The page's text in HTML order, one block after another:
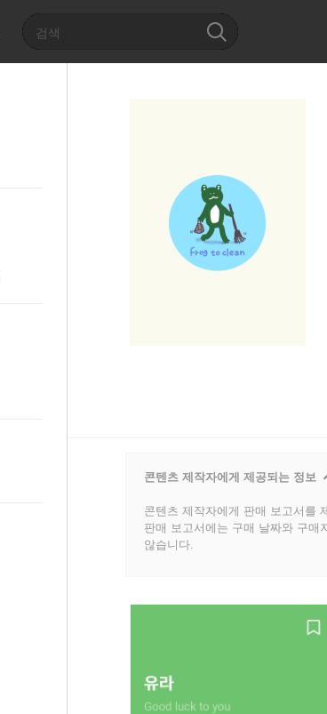
콘텐츠 제작자에게 제공되는 정보
콘텐츠 제작자에게 판매 보고서를
판매 보고서에는 구매 날짜와 구매
않습니다.